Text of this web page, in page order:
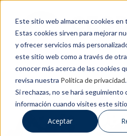
Este sitio web almacena cookies en
Estas cookies sirven para mejorar
y ofrecer servicios más
este sitio web como a través de
conocer más acerca de las cookies
revisa nuestra Política de privacidad.
Si rechazas, no se hará seguimiento
información cuando visites este
Aceptar
BLOG DE